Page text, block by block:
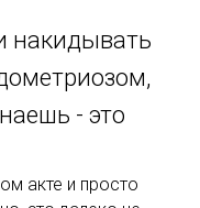
накидывать
- это
акте и просто